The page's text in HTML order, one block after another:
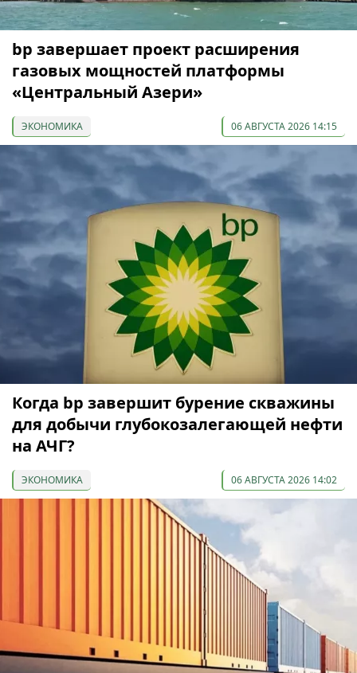
bp завершает проект расширения
газовых мощностей платформы
«Центральный Азери»
ЭКОНОМИКА 06 АВГУСТА 2026 14:15
Когда bp завершит бурение скважины
для добычи глубокозалегающей нефти
на АЧГ?
ЭКОНОМИКА 06 АВГУСТА 2026 14:02